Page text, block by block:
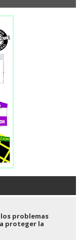
problemas
proteger la